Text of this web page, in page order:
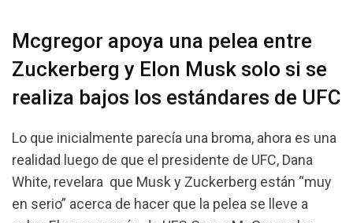
Mcgregor apoya una pelea entre
Zuckerberg y Elon Musk solo si se
realiza bajos los estándares de UFC
Lo que inicialmente parecía una broma, ahora es una
realidad luego de que el presidente de UFC, Dana
White, revelara que Musk y Zuckerberg están “muy
en serio” acerca de hacer que la pelea se lleve a